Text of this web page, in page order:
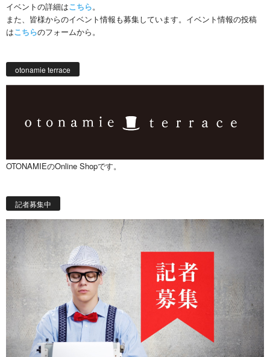
イベントの詳細はこちら。
また、皆様からのイベント情報も募集しています。イベント情報の投稿
はこちらのフォームから。
otonamie terrace
OTONAMIEのOnline Shopです。
記者募集中